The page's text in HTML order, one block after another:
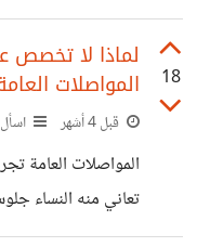
كرامته أحيانًا
بالطبع لكنه يفتح
عنها كثيرون تظهر
اليومية..طفل يترك
التعليم أسرة تكاد
المستمر شخص مريض
18
لماذا لا تخصص
المواصلات
قبل 4 أشهر اسأل I/O
المواصلات العامة
تعاني منه النساء
بدون سبب وبيكون